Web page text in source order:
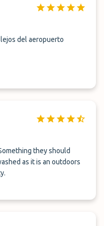
del aeropuerto
they should
as it is an outdoors